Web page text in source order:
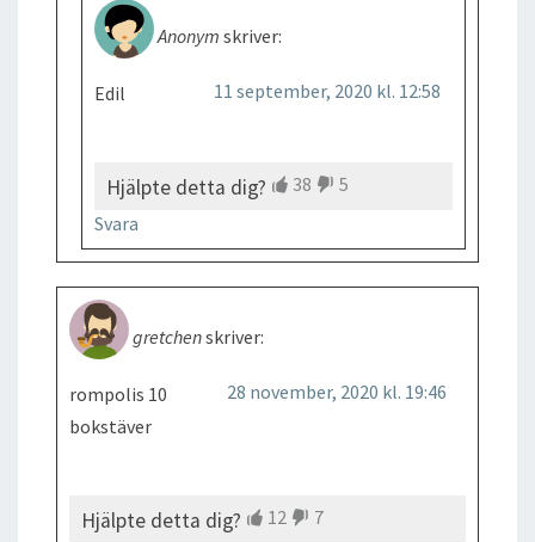
Anonym skriver:
11 september, 2020 kl. 12:58
Edil
Hjälpte detta dig? 38
5
Svara
gretchenskriver:
28 november, 2020 kl. 19:46
rompolis 10
bokstäver
Hjälpte detta dig? 12
7